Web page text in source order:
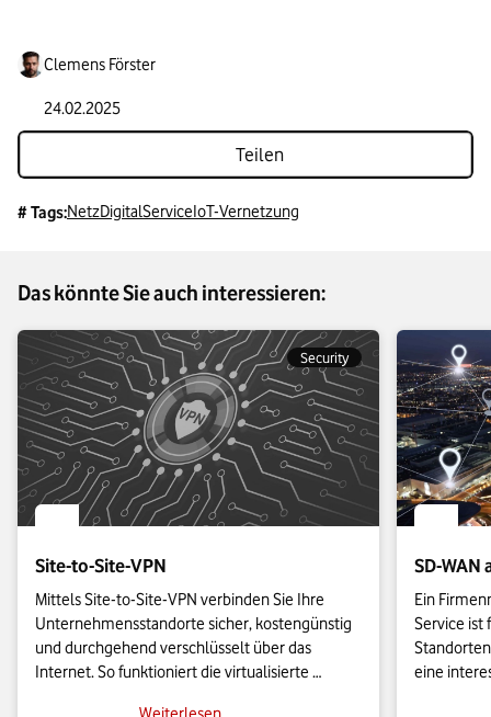
Clemens Förster
24.02.2025
Teilen
# Tags:NetzDigitalServiceIoT-Vernetzung
Das könnte Sie auch interessieren:
Security
Site-to-Site-VPN
Mittels Site-to-Site-VPN verbinden Sie Ihre
Unternehmensstandorte sicher, kostengünstig
und durchgehend verschlüsselt über das
Internet. So funktioniert die virtualisierte
SD-WAN
Ein
Service ist
eine